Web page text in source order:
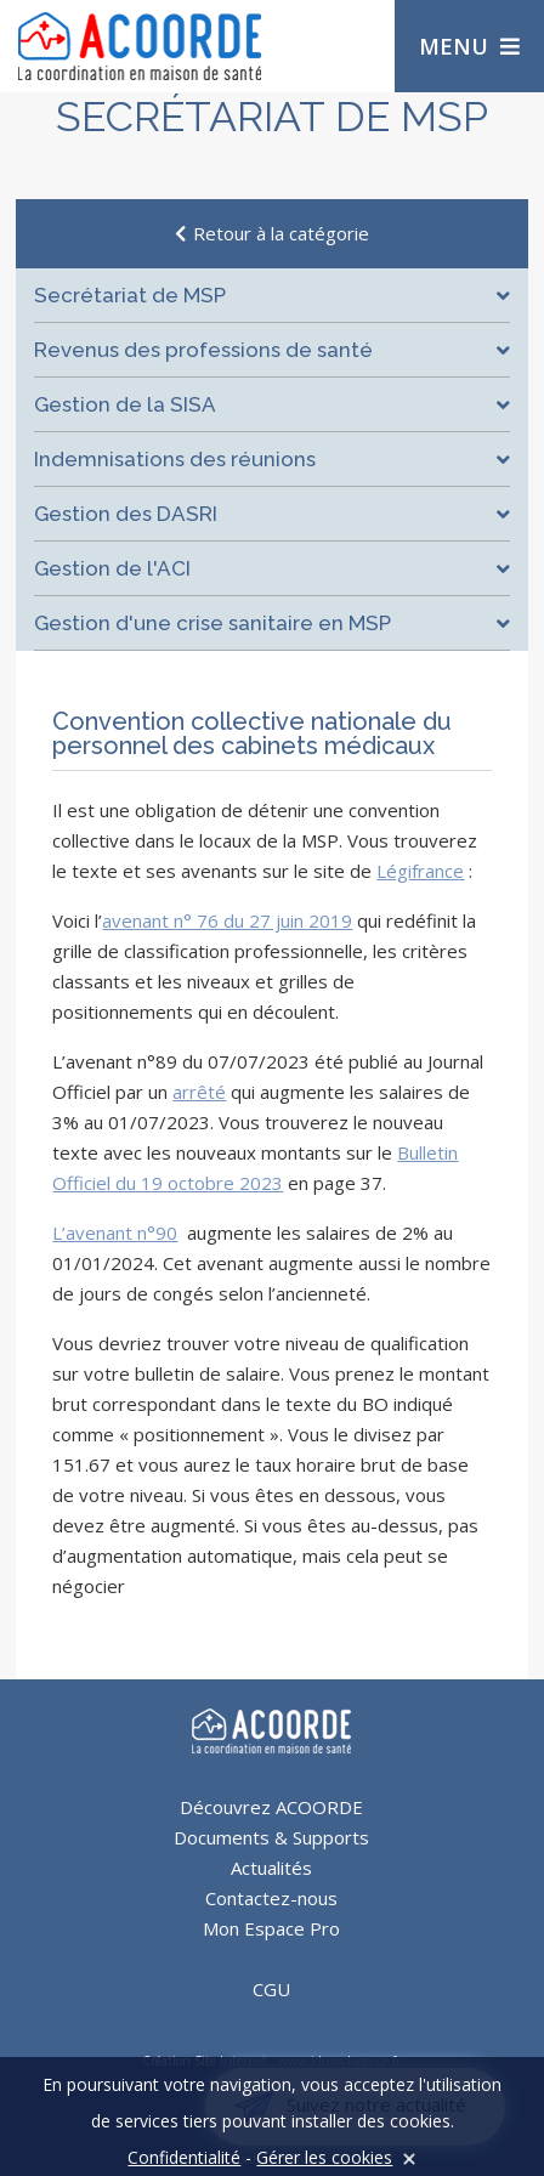
MENU
SECRÉTARIAT DE MSP
Retour à la catégorie
Secrétariat de MSP
Revenus des professions de santé
Gestion de la SISA
Indemnisations des réunions
Gestion des DASRI
Gestion de l'ACI
Gestion d'une crise sanitaire en MSP
Convention collective nationale du
personnel des cabinets médicaux
Il est une obligation de détenir une convention
collective dans le locaux de la MSP. Vous trouverez
le texte et ses avenants sur le site de Légifrance :
Voici l’avenant n° 76 du 27 juin 2019 qui redéfinit la
grille de classification professionnelle, les critères
classants et les niveaux et grilles de
positionnements qui en découlent.
L’avenant n°89 du 07/07/2023 été publié au Journal
Officiel par unarrêté qui augmente les salaires de
3% au 01/07/2023. Vous trouverez le nouveau
texte avec les nouveaux montants sur le Bulletin
Officiel du 19 octobre 2023 en page 37.
L’avenant n°90 augmente les salaires de 2% au
01/01/2024. Cet avenant augmente aussi le nombre
de jours de congés selon l’ancienneté.
Vous devriez trouver votre niveau de qualification
sur votre bulletin de salaire. Vous prenez le montant
brut correspondant dans le texte du BO indiqué
comme « positionnement ». Vous le divisez par
151.67 et vous aurez le taux horaire brut de base
de votre niveau. Si vous êtes en dessous, vous
devez être augmenté. Si vous êtes au-dessus, pas
d’augmentation automatique, mais cela peut se
négocier
Découvrez ACOORDE
Documents & Supports
Actualités
Contactez-nous
Mon Espace Pro
CGU
Création Site Internet : www.idcom-lagence.fr
Copyright ©2026
Mentions légales
Confidentialité
En poursuivant votre navigation, vous acceptez l'utilisation
de services tiers pouvant installer des cookies.
Confidentialité -Gérer les cookies